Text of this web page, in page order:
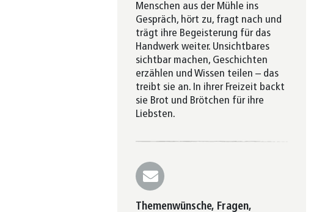
Menschen aus der Mühle ins
Gespräch, hört zu, fragt nach und
trägt ihre Begeisterung für das
Handwerk weiter. Unsichtbares
sichtbar machen, Geschichten
erzählen und Wissen teilen – das
treibt sie an. In ihrer Freizeit backt
sie Brot und Brötchen für ihre
Liebsten.
Themenwünsche, Fragen,